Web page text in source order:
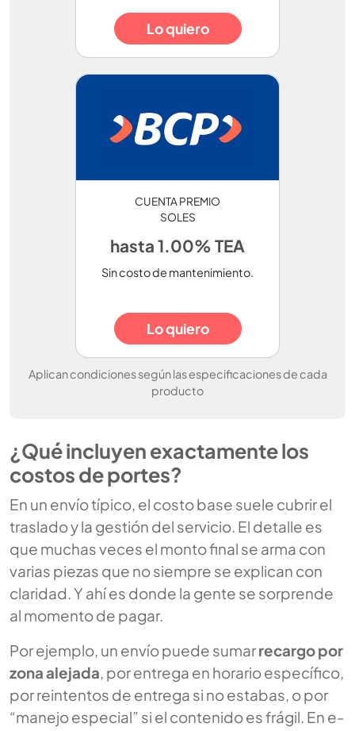
Lo quiero
CUENTA PREMIO
SOLES
hasta 1.00% TEA
Sin costo de mantenimiento.
Lo quiero
Aplican condiciones según las especificaciones de cada
producto
¿Qué incluyen exactamente los
costos de portes?
En un envío típico, el costo base suele cubrir el
traslado y la gestión del servicio. El detalle es
que muchas veces el monto final se arma con
varias piezas que no siempre se explican con
claridad. Y ahí es donde la gente se sorprende
al momento de pagar.
Por ejemplo, un envío puede sumarrecargo por
zona alejada, por entrega en horario específico,
por reintentos de entrega si no estabas, o por
“manejo especial” si el contenido es frágil. En e-